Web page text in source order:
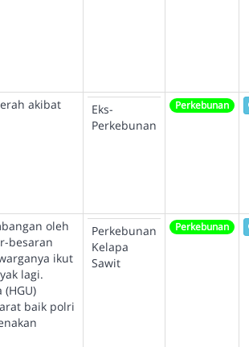
akibat
Eks-
Perkebunan
Perkebunan
oleh
besaran
ikut
lagi.
baik polri
Perkebunan
Kelapa
Sawit
Perkebunan